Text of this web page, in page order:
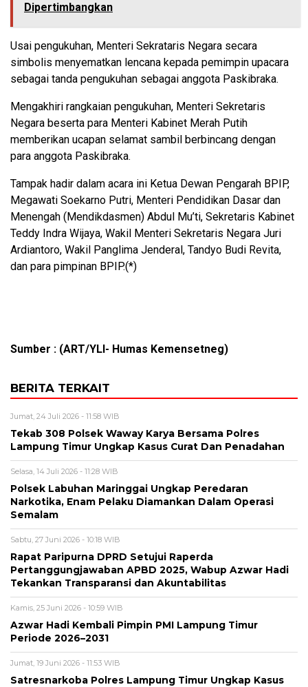
Dipertimbangkan
Usai pengukuhan, Menteri Sekrataris Negara secara
simbolis menyematkan lencana kepada pemimpin upacara
sebagai tanda pengukuhan sebagai anggota Paskibraka.
Mengakhiri rangkaian pengukuhan, Menteri Sekretaris
Negara beserta para Menteri Kabinet Merah Putih
memberikan ucapan selamat sambil berbincang dengan
para anggota Paskibraka.
Tampak hadir dalam acara ini Ketua Dewan Pengarah BPIP,
Megawati Soekarno Putri, Menteri Pendidikan Dasar dan
Menengah (Mendikdasmen) Abdul Mu’ti, Sekretaris Kabinet
Teddy Indra Wijaya, Wakil Menteri Sekretaris Negara Juri
Ardiantoro, Wakil Panglima Jenderal, Tandyo Budi Revita,
dan para pimpinan BPIP.(*)
Sumber : (ART/YLI- Humas Kemensetneg)
BERITA TERKAIT
Jumat, 24 Juli 2026 - 11:58 WIB
Tekab 308 Polsek Waway Karya Bersama Polres
Lampung Timur Ungkap Kasus Curat Dan Penadahan
Selasa, 14 Juli 2026 - 11:28 WIB
Polsek Labuhan Maringgai Ungkap Peredaran
Narkotika, Enam Pelaku Diamankan Dalam Operasi
Semalam
Sabtu, 27 Juni 2026 - 10:18 WIB
Rapat Paripurna DPRD Setujui Raperda
Pertanggungjawaban APBD 2025, Wabup Azwar Hadi
Tekankan Transparansi dan Akuntabilitas
Kamis, 25 Juni 2026 - 10:59 WIB
Azwar Hadi Kembali Pimpin PMI Lampung Timur
Periode 2026–2031
Jumat, 19 Juni 2026 - 11:53 WIB
Satresnarkoba Polres Lampung Timur Ungkap Kasus